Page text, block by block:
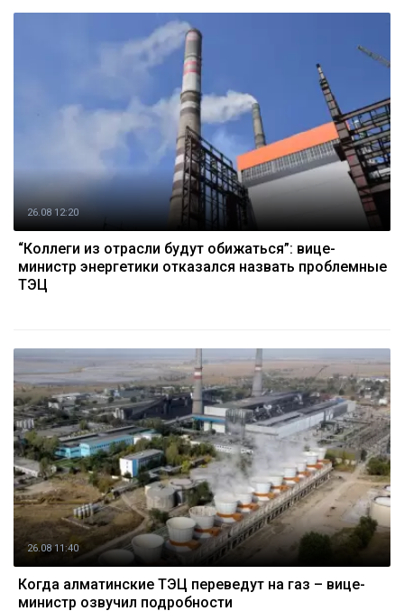
26.08 12:20
“Коллеги из отрасли будут обижаться”: вице-
министр энергетики отказался назвать проблемные
ТЭЦ
26.08 11:40
Когда алматинские ТЭЦ переведут на газ – вице-
министр озвучил подробности